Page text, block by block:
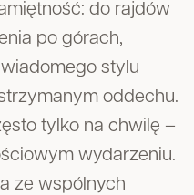
do rajdów
po górach,
stylu
oddechu.
tylko na chwilę –
wydarzeniu.
ze wspólnych